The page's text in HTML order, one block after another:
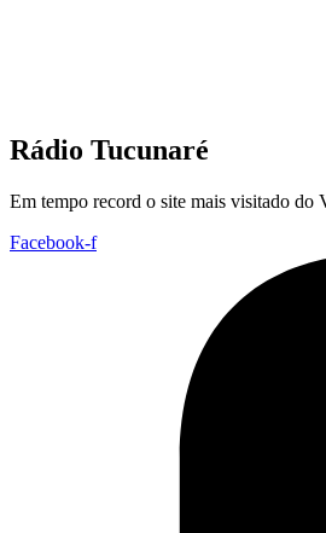
Rádio Tucunaré
Em tempo record o site mais visitado do
Facebook-f